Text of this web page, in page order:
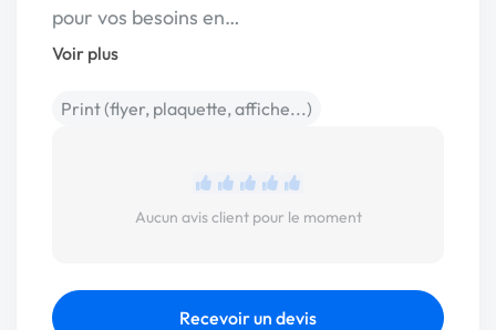
pour vos besoins en…
Voir plus
Print (flyer, plaquette, affiche...)
Aucun avis client pour le moment
Recevoir un devis